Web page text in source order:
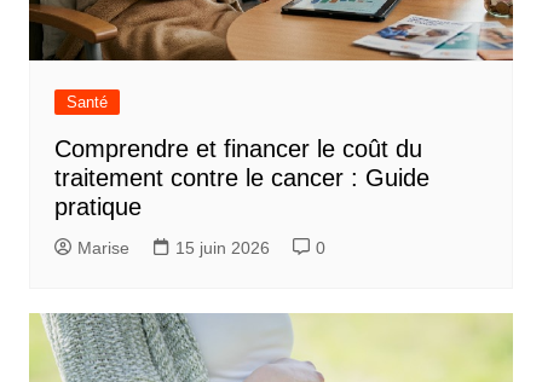
Santé
Comprendre et financer le coût du
traitement contre le cancer : Guide
pratique
Marise 15 juin 2026 0